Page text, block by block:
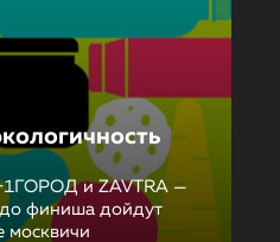
и ZAVTRA —
до финиша дойдут
москвичи